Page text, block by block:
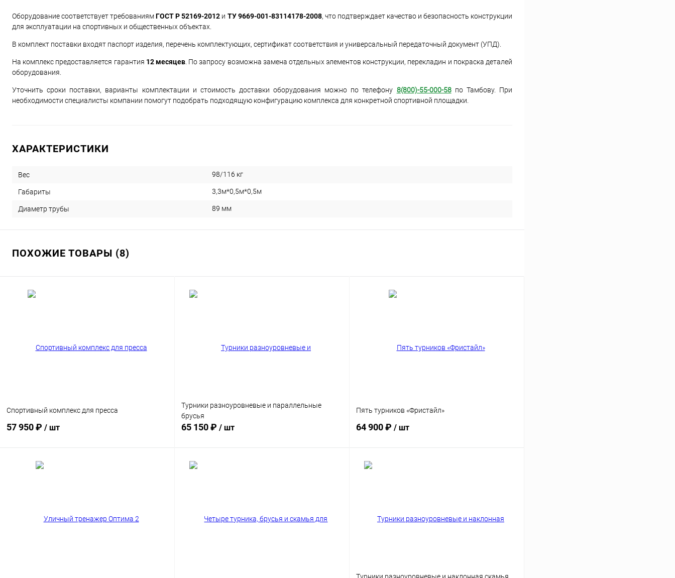
Оборудование соответствует требованиямГОСТ Р 52169-2012 и ТУ 9669-001-83114178-2008, что подтверждает качество и безопасность конструкции
для эксплуатации на спортивных и общественных объектах.
В комплект поставки входят паспорт изделия, перечень комплектующих, сертификат соответствия и универсальный передаточный документ (УПД).
На комплекс предоставляется гарантия 12 месяцев. По запросу возможна замена отдельных элементов конструкции, перекладин и покраска деталей
оборудования.
Уточнить сроки поставки, варианты комплектации и стоимость доставки оборудования можно по телефону 8(800)-55-000-58по Тамбову. При
необходимости специалисты компании помогут подобрать подходящую конфигурацию комплекса для конкретной спортивной площадки.
ХАРАКТЕРИСТИКИ
Вес 98/116 кг
Габариты 3,3м*0,5м*0,5м
Диаметр трубы 89 мм
ПОХОЖИЕ ТОВАРЫ (8)
Спортивный комплекс для пресса
57 950 ₽ / шт
Турники разноуровневые и параллельные
брусья
65 150 ₽ / шт
Пять турников «Фристайл»
64 900 ₽ / шт
Турники разноуровневые и наклонная скамья